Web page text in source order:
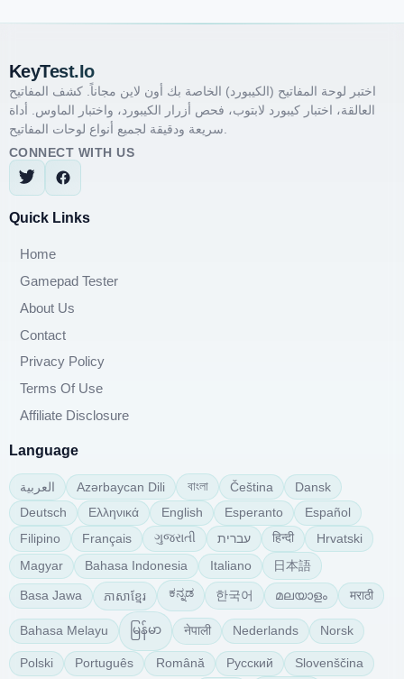
KeyTest.io
اختبر لوحة المفاتيح (الكيبورد) الخاصة بك أون لاين مجاناً. كشف المفاتيح
العالقة، اختبار كيبورد لابتوب، فحص أزرار الكيبورد، واختبار الماوس. أداة
CONNECT WITH US
Quick Links
Home
Gamepad Tester
About Us
Contact
Privacy Policy
Terms Of Use
Affiliate Disclosure
Language
العربية Azərbaycan Dili বাংলা Čeština
Dansk
Deutsch
Ελληνικά English Esperanto
Español
Filipino
Français ગુજરાતી עברית हिन्दी Hrvatski
Magyar Bahasa Indonesia Italiano 日本語
Basa Jawa ភាសាខ្មែរ ಕನ್ನಡ 한국어 മലയാളം मराठी
Bahasa Melayu မြန်မာ नेपाली Nederlands Norsk
Polski Português Română Русский Slovenščina